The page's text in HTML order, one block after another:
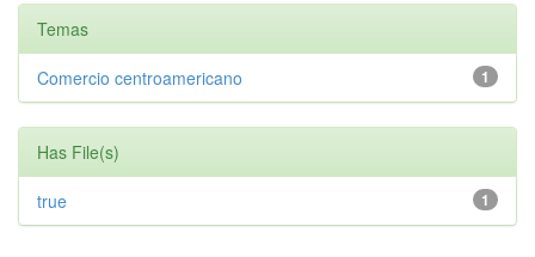
Temas
1
Comercio centroamericano
Has File(s)
1
true